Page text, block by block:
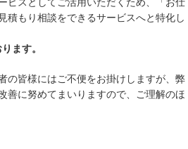
積もり相談をできるサービスへと特化し
ます。
の皆様にはご不便をお掛けしますが、弊
善に努めてまいりますので、ご理解のほ